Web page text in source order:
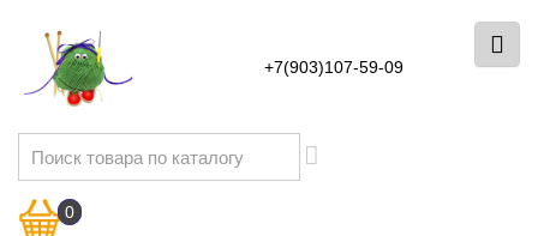
+7(903)107-59-09
0